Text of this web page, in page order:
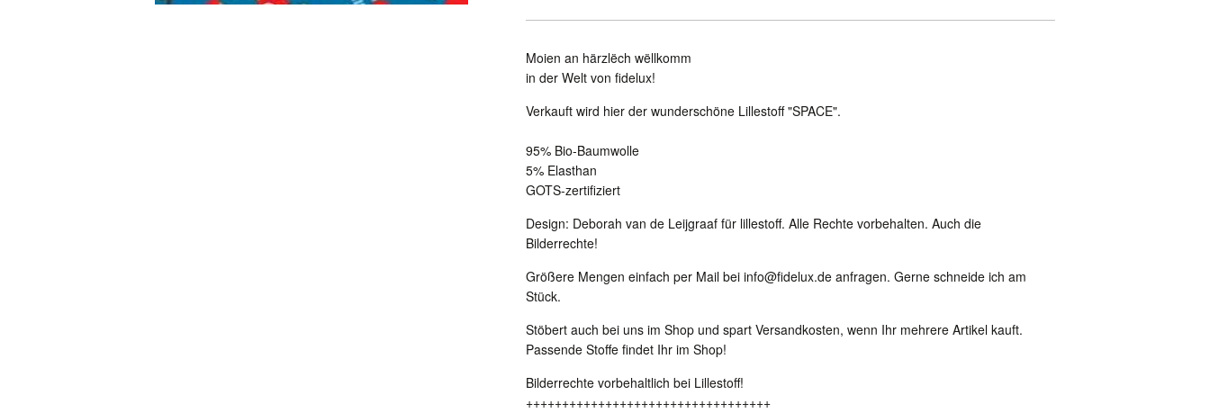
Moien an härzlëch wëllkomm
in der Welt von fidelux!
Verkauft wird hier der wunderschöne Lillestoff "SPACE".
95% Bio-Baumwolle
5% Elasthan
GOTS-zertifiziert
Design: Deborah van de Leijgraaf für lillestoff. Alle Rechte vorbehalten. Auch die
Bilderrechte!
Größere Mengen einfach per Mail bei info@fidelux.de anfragen. Gerne schneide ich am
Stück.
Stöbert auch bei uns im Shop und spart Versandkosten, wenn Ihr mehrere Artikel kauft.
Passende Stoffe findet Ihr im Shop!
Bilderrechte vorbehaltlich bei Lillestoff!
++++++++++++++++++++++++++++++++++